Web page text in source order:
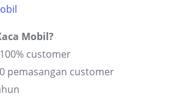
Mobil?
customer
pemasangan customer